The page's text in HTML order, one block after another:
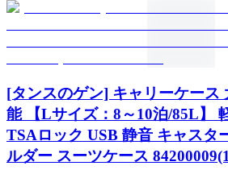
[タンスのゲン] キャリーケース
能 【Lサイズ：8～10泊/85L】
TSAロック USB 静音 キャスタ
ルダー スーツケース